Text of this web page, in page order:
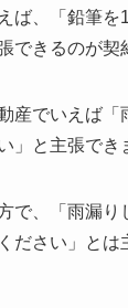
ば、「鉛筆を
できるのが契
産でいえば「
」と主張でき
で、「雨漏り
ださい」とは